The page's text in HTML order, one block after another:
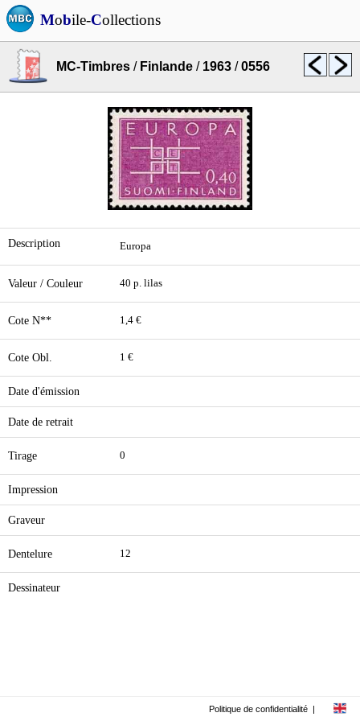
Mobile-Collections
MC-Timbres / Finlande / 1963 /0556
Description Europa
Valeur / Couleur 40 p. lilas
Cote N** 1,4 €
Cote Obl. 1 €
Date d'émission
Date de retrait
Tirage 0
Impression
Graveur
Dentelure 12
Dessinateur
Politique de confidentialité |